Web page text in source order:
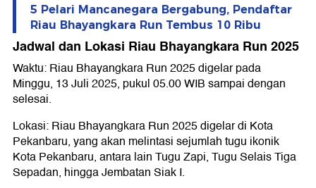
5 Pelari Mancanegara Bergabung, Pendaftar
Riau Bhayangkara Run Tembus 10 Ribu
Jadwal dan Lokasi Riau Bhayangkara Run 2025
Waktu: Riau Bhayangkara Run 2025 digelar pada
Minggu, 13 Juli 2025, pukul 05.00 WIB sampai dengan
selesai.
Lokasi: Riau Bhayangkara Run 2025 digelar di Kota
Pekanbaru, yang akan melintasi sejumlah tugu ikonik
Kota Pekanbaru, antara lain Tugu Zapi, Tugu Selais Tiga
Sepadan, hingga Jembatan Siak I.